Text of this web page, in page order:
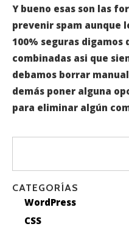
Y bueno esas son las
prevenir spam aunque
100% seguras digamos
combinadas asi que
debamos borrar
demás poner alguna
para eliminar algún
CATEGORÍAS
WordPress
CSS